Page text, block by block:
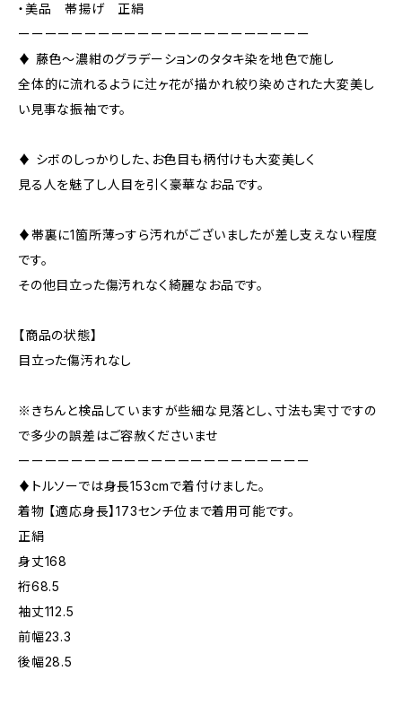
・美品 帯揚げ 正絹
ーーーーーーーーーーーーーーーーーーーーーー
♦︎ 藤色〜濃紺のグラデーションのタタキ染を地色で施し
全体的に流れるように辻ヶ花が描かれ絞り染めされた大変美し
い見事な振袖です。
♦︎ シボのしっかりした、お色目も柄付けも大変美しく
見る人を魅了し人目を引く豪華なお品です。
♦︎帯裏に1箇所薄っすら汚れがございましたが差し支えない程度
です。
その他目立った傷汚れなく綺麗なお品です。
【商品の状態】
目立った傷汚れなし
※きちんと検品していますが些細な見落とし、寸法も実寸ですの
で多少の誤差はご容赦くださいませ
ーーーーーーーーーーーーーーーーーーーーーー
♦︎トルソーでは身長153cmで着付けました。
着物 【適応身長】173センチ位まで着用可能です。
正絹
身丈168
裄68.5
袖丈112.5
前幅23.3
後幅28.5